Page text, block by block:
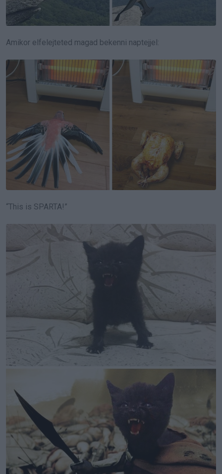
Amikor elfelejteted magad bekenni naptejjel:
“This is SPARTA!”